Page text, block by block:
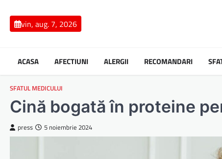
contentvin, aug. 7, 2026
ACASA AFECTIUNI ALERGII RECOMANDARI
SFATUL MEDICULUI
Cină bogată în proteine
press 5 noiembrie 2024